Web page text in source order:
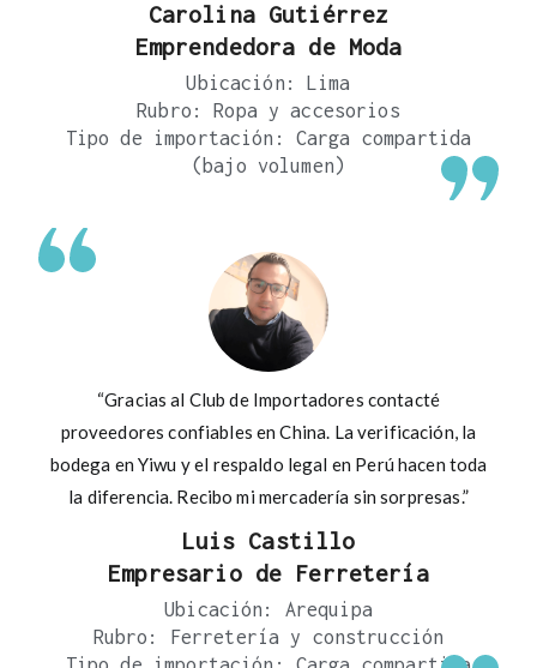
Carolina Gutiérrez
Emprendedora de Moda
Ubicación: Lima
Rubro: Ropa y accesorios
Tipo de importación: Carga compartida
(bajo volumen)
“Gracias al Club de Importadores contacté
proveedores confiables en China. La verificación, la
bodega en Yiwu y el respaldo legal en Perú hacen toda
la diferencia. Recibo mi mercadería sin sorpresas.”
Luis Castillo
Empresario de Ferretería
Ubicación: Arequipa
Rubro: Ferretería y construcción